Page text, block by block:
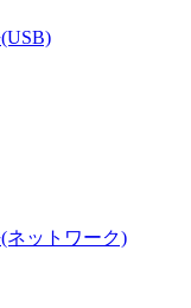
ネットワーク)